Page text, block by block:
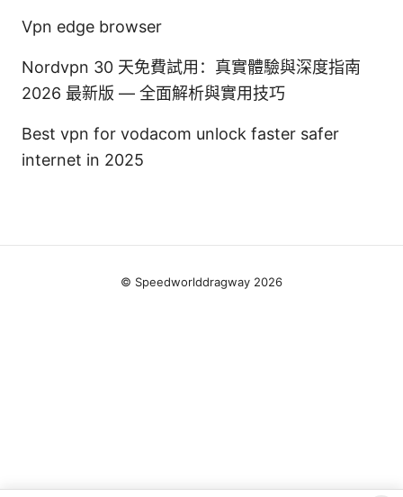
Vpn edge browser
Nordvpn 30 天免費試用：真實體驗與深度指南
2026 最新版 — 全面解析與實用技巧
Best vpn for vodacom unlock faster safer
internet in 2025
© Speedworlddragway 2026